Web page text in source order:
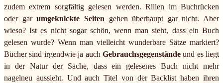
zudem extrem sorgfältig gelesen werden. Rillen im Buchrücken
oder garumgeknickte Seiten gehen überhaupt gar nicht. Aber
wieso? Ist es nicht sogar schön, wenn man sieht, dass ein Buch
gelesen wurde? Wenn man vielleicht wunderbare Sätze markiert?
Bücher sind irgendwie ja auch Gebrauchsgegenständeund es liegt
in der Natur der Sache, dass ein gelesenes Buch nicht mehr
nagelneu aussieht. Und auch Titel von der Backlist haben ihren